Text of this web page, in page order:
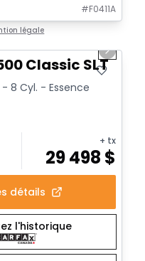
#F0411A
légale
Trail BossNext
Classic SLT
8 Cyl. - Essence
+ tx
29 498 $
détails
l'historique